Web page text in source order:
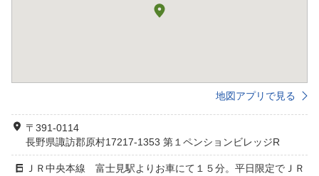
地図アプリで見る
〒391-0114
長野県諏訪郡原村17217-1353 第１ペンションビレッジR
ＪＲ中央本線 富士見駅よりお車にて１５分。平日限定でＪＲ